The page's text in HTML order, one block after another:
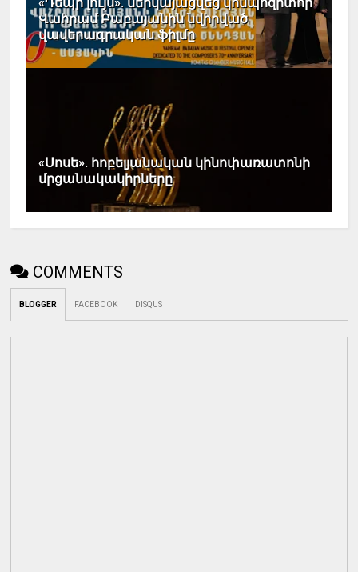
«Դեպի լույս». ներկայացվեց կոմպոզիտոր
Վահրամ Բաբայանին նվիրված
վավերագրական ֆիլմը
«Սոսե». հոբելյանական կինոփառատոնի
մրցանակակիրները
COMMENTS
BLOGGER FACEBOOK DISQUS